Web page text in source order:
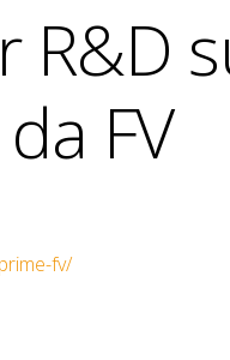
R&D
FV
fv/